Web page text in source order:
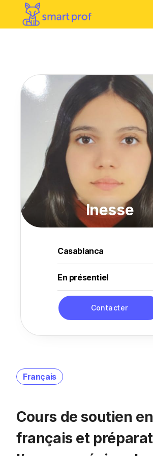
Français
Cours de soutien en
français et
Inesse
Casablanca
En présentiel
Contacter